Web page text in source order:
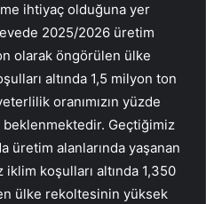
ihtiyaç olduğuna yer
2025/2026 üretim
olarak öngörülen ülke
altında 1,5 milyon ton
oranımızın yüzde
beklenmektedir. Geçtiğimiz
üretim alanlarında yaşanan
koşulları altında 1,350
ülke rekoltesinin yüksek